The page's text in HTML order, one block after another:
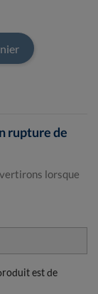
rupture de
lorsque
est de